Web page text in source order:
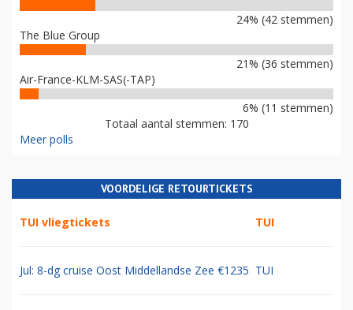
24% (42 stemmen)
The Blue Group
21% (36 stemmen)
Air-France-KLM-SAS(-TAP)
6% (11 stemmen)
Totaal aantal stemmen: 170
Meer polls
VOORDELIGE RETOURTICKETS
TUI vliegtickets TUI
Jul: 8-dg cruise Oost Middellandse Zee €1235 TUI